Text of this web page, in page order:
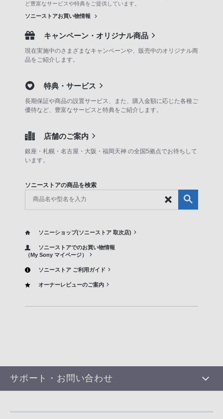
ど豊富なサービスや特典をご提供しています。
ソニーストアお買い物情報
キャンペーン・オリジナル商品
現在実施中のさまざまなキャンペーンや、販売中のオリジナル商
品をご紹介します。
特典・サービス
長期保証や商品の設置サービス、また、購入金額に応じた各種ご
優待など、豊富なサービスと特典をご紹介します。
店舗のご案内
銀座・札幌・名古屋・大阪・福岡天神 の全国5拠点でお待ちして
います。
ソニーストアの商品を検索
ソニーショップ(ソニーストア 取次店)
ソニーストアでのお買い物情報
（My Sony マイページ）
ソニーストア ご利用ガイド
オーナーレビューのご案内
サポート・お問い合わせ